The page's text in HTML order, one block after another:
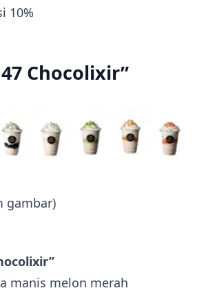
10%
Chocolixir”
gambar)
manis melon merah